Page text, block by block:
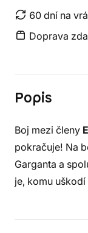
60 dní na
Doprava
Popis
Boj mezi členy
pokračuje! Na
Garganta a
je, komu